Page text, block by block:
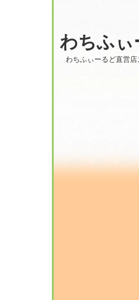
わちふぃ
わちふぃーるど直営